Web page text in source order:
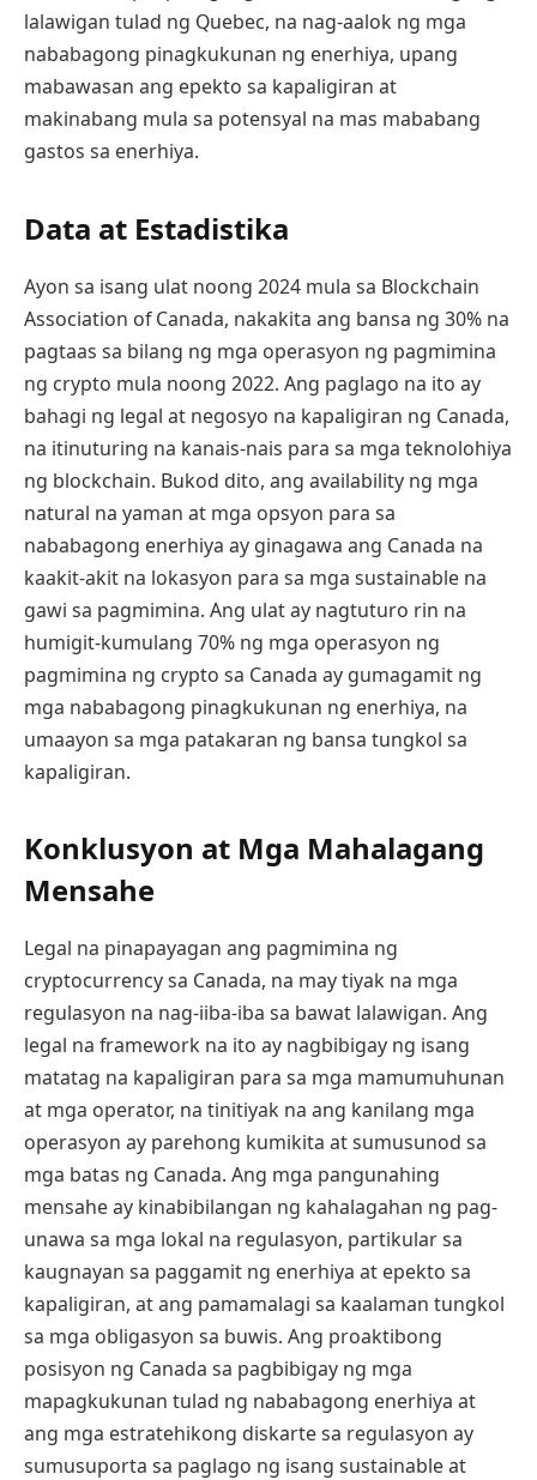
lalawigan tulad ng Quebec, na nag-aalok ng mga
nababagong pinagkukunan ng enerhiya, upang
mabawasan ang epekto sa kapaligiran at
makinabang mula sa potensyal na mas mababang
gastos sa enerhiya.
Data at Estadistika
Ayon sa isang ulat noong 2024 mula sa Blockchain
Association of Canada, nakakita ang bansa ng 30% na
pagtaas sa bilang ng mga operasyon ng pagmimina
ng crypto mula noong 2022. Ang paglago na ito ay
bahagi ng legal at negosyo na kapaligiran ng Canada,
na itinuturing na kanais-nais para sa mga teknolohiya
ng blockchain. Bukod dito, ang availability ng mga
natural na yaman at mga opsyon para sa
nababagong enerhiya ay ginagawa ang Canada na
kaakit-akit na lokasyon para sa mga sustainable na
gawi sa pagmimina. Ang ulat ay nagtuturo rin na
humigit-kumulang 70% ng mga operasyon ng
pagmimina ng crypto sa Canada ay gumagamit ng
mga nababagong pinagkukunan ng enerhiya, na
umaayon sa mga patakaran ng bansa tungkol sa
kapaligiran.
Konklusyon at Mga Mahalagang
Mensahe
Legal na pinapayagan ang pagmimina ng
cryptocurrency sa Canada, na may tiyak na mga
regulasyon na nag-iiba-iba sa bawat lalawigan. Ang
legal na framework na ito ay nagbibigay ng isang
matatag na kapaligiran para sa mga mamumuhunan
at mga operator, na tinitiyak na ang kanilang mga
operasyon ay parehong kumikita at sumusunod sa
mga batas ng Canada. Ang mga pangunahing
mensahe ay kinabibilangan ng kahalagahan ng pag-
unawa sa mga lokal na regulasyon, partikular sa
kaugnayan sa paggamit ng enerhiya at epekto sa
kapaligiran, at ang pamamalagi sa kaalaman tungkol
sa mga obligasyon sa buwis. Ang proaktibong
posisyon ng Canada sa pagbibigay ng mga
mapagkukunan tulad ng nababagong enerhiya at
ang mga estratehikong diskarte sa regulasyon ay
sumusuporta sa paglago ng isang sustainable at